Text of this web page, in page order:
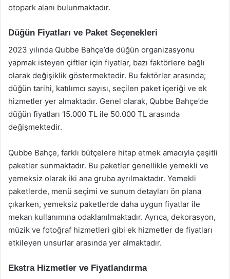
otopark alanı bulunmaktadır.
Düğün Fiyatları ve Paket Seçenekleri
2023 yılında Qubbe Bahçe’de düğün organizasyonu
yapmak isteyen çiftler için fiyatlar, bazı faktörlere bağlı
olarak değişiklik göstermektedir. Bu faktörler arasında;
düğün tarihi, katılımcı sayısı, seçilen paket içeriği ve ek
hizmetler yer almaktadır. Genel olarak, Qubbe Bahçe’de
düğün fiyatları 15.000 TL ile 50.000 TL arasında
değişmektedir.
Qubbe Bahçe, farklı bütçelere hitap etmek amacıyla çeşitli
paketler sunmaktadır. Bu paketler genellikle yemekli ve
yemeksiz olarak iki ana gruba ayrılmaktadır. Yemekli
paketlerde, menü seçimi ve sunum detayları ön plana
çıkarken, yemeksiz paketlerde daha uygun fiyatlar ile
mekan kullanımına odaklanılmaktadır. Ayrıca, dekorasyon,
müzik ve fotoğraf hizmetleri gibi ek hizmetler de fiyatları
etkileyen unsurlar arasında yer almaktadır.
Ekstra Hizmetler ve Fiyatlandırma